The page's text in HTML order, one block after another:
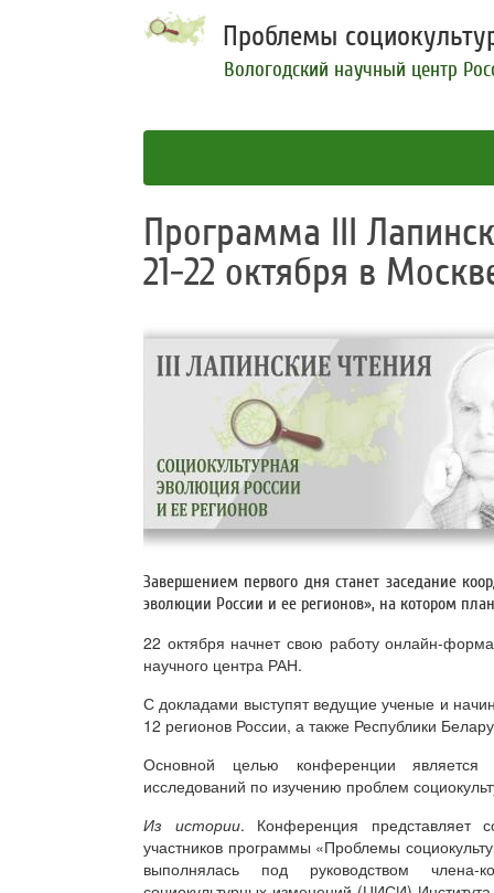
Проблемы
Вологодский научный центр
Программа III
21-22 октября в
Завершением первого дня станет заседание
эволюции России и ее регионов», на котором
22 октября начнет свою работу онлайн-
научного центра РАН.
С докладами выступят ведущие ученые и
12 регионов России, а также Республики
Основной целью конференции является
исследований по изучению проблем
Из истории. Конференция представляет
участников программы «Проблемы
выполнялась под руководством члена-